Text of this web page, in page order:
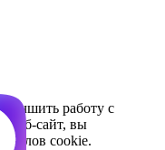
работу с
веб-сайт, вы
cookie.